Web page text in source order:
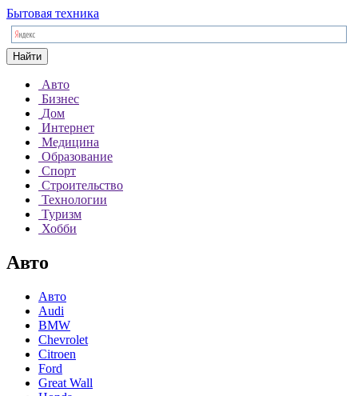
Бытовая техника
Найти
Авто
Бизнес
Дом
Интернет
Медицина
Образование
Спорт
Строительство
Технологии
Туризм
Хобби
Авто
Авто
Audi
BMW
Chevrolet
Citroen
Ford
Great Wall